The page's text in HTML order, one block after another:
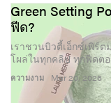
ความงาม
Green Setting
ฟีด?
เราชวนบิวตี้เอ็กซ์เพิร์ต
โผล่ในทุกคลิป ทุกฟีดต
Mar 20, 2026